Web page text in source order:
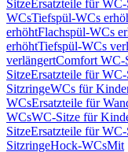
SitzeErsatzteile für
WCsTiefspül-WCs
erhöhtFlachspül-WCs
erhöhtTiefspül-WCs
verlängertComfort WC-
SitzeErsatzteile für
SitzringeWCs für
WCsErsatzteile für
WCsWC-Sitze für
SitzeErsatzteile für
SitzringeHock-WCsMit